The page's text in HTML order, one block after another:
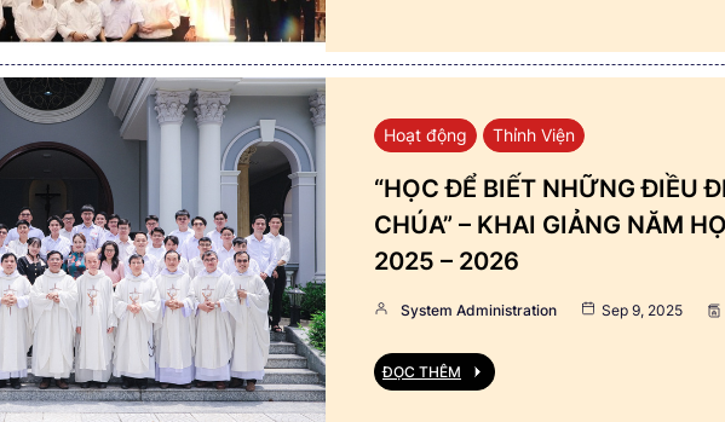
Hoạt động Thỉnh Viện
“HỌC ĐỂ BIẾT NHỮNG ĐIỀU
CHÚA” – KHAI GIẢNG NĂM
2025 – 2026
System Administration Sep 9, 2025
ĐỌC THÊM